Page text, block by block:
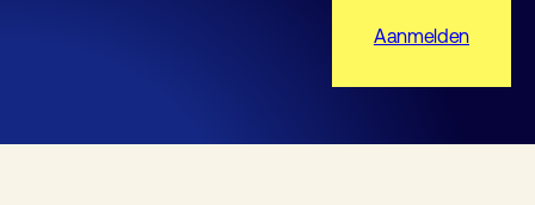
Aanmelden